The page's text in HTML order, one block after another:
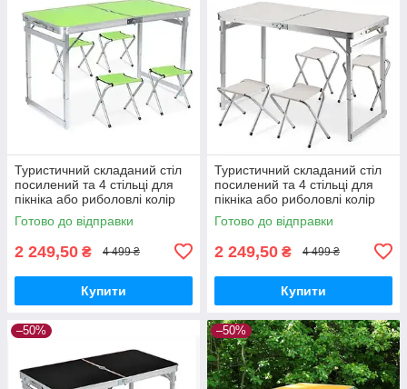
Туристичний складаний стіл
посилений та 4 стільці для
пікніка або риболовлі колір
салатовий
Готово до відправки
2 249,50 ₴ 4 499 ₴
Купити
Туристичний складаний стіл
посилений та 4 стільці для
пікніка або риболовлі колір
білий мармур
Готово до відправки
2 249,50 ₴ 4 499 ₴
Купити
–50% –50%